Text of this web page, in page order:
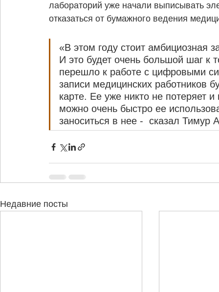
лабораторий уже начали выписывать
отказаться от бумажного ведения
«В этом году стоит амбициозная
И это будет очень большой шаг к
перешло к работе с цифровыми
записи медицинских работников
карте. Ее уже никто не потеряет
можно очень быстро ее
заноситься в нее -  сказал Тимур
Недавние посты